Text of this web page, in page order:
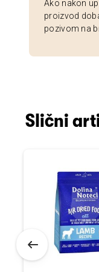
Ako nakon
proizvod
pozivom na
Slični